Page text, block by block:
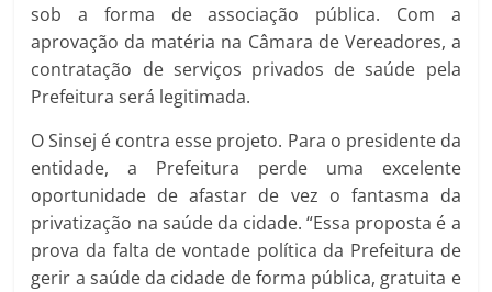
sob a forma de associação pública. Com a
aprovação da matéria na Câmara de Vereadores, a
contratação de serviços privados de saúde pela
Prefeitura será legitimada.
O Sinsej é contra esse projeto. Para o presidente da
entidade, a Prefeitura perde uma excelente
oportunidade de afastar de vez o fantasma da
privatização na saúde da cidade. “Essa proposta é a
prova da falta de vontade política da Prefeitura de
gerir a saúde da cidade de forma pública, gratuita e